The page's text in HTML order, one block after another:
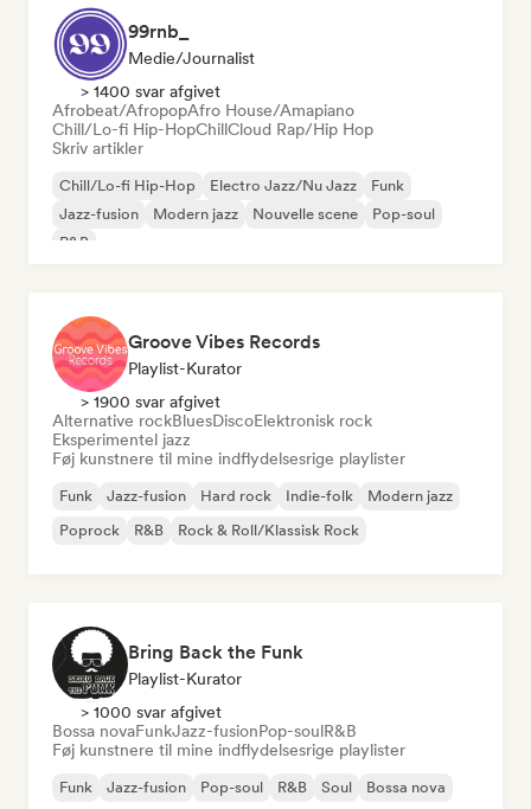
99rnb_
Medie/journalist
> 1400 svar afgivet
Afrobeat/AfropopAfro House/Amapiano
Chill/Lo-fi Hip-HopChillCloud Rap/Hip Hop
Skriv artikler
Chill/Lo-fi Hip-Hop Electro Jazz/Nu Jazz
Funk
Jazz-fusion
Modern jazz Nouvelle scene
Pop-soul
R&B
Groove Vibes Records
Playlist-Kurator
> 1900 svar afgivet
Alternative rockBluesDiscoElektronisk rock
Eksperimentel jazz
Føj kunstnere til mine indflydelsesrige playlister
Funk Jazz-fusion Hard rock Indie-folk
Modern jazz
Poprock
R&B Rock & Roll/Klassisk Rock
Bring Back the Funk
Playlist-Kurator
> 1000 svar afgivet
Bossa novaFunkJazz-fusionPop-soulR&B
Føj kunstnere til mine indflydelsesrige playlister
Funk Jazz-fusion Pop-soul R&B Soul Bossa nova